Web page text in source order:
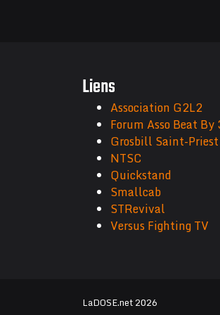
Liens
Association G2L2
Forum Asso Beat By
Grosbill Saint-Priest
NTSC
Quickstand
Smallcab
STRevival
Versus Fighting TV
LaDOSE.net 2026